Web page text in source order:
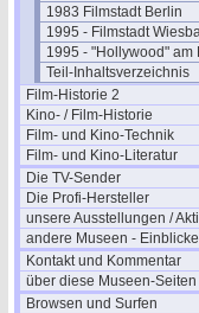
1983 Filmstadt Berlin
1995 - Filmstadt
1995 - "Hollywood" am
Teil-Inhaltsverzeichnis
Film-Historie 2
Kino- / Film-Historie
Film- und Kino-Technik
Film- und Kino-Literatur
Die TV-Sender
Die Profi-Hersteller
unsere Ausstellungen /
andere Museen - Einblicke
Kontakt und Kommentar
über diese Museen-Seiten
Browsen und Surfen